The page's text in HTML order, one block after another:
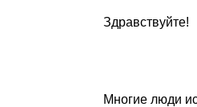
Здравствуйте!
Многие люди